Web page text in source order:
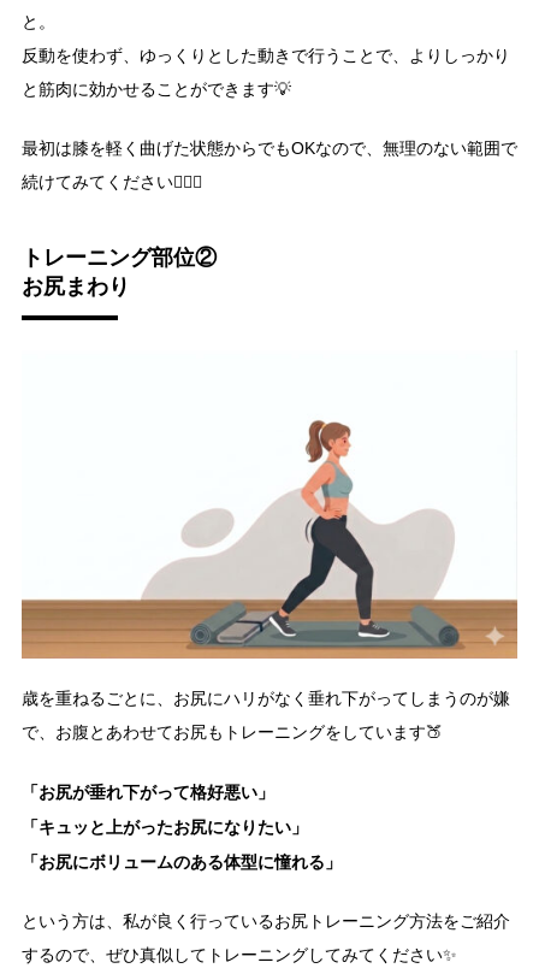
と。
反動を使わず、ゆっくりとした動きで行うことで、よりしっかり
と筋肉に効かせることができます💡
最初は膝を軽く曲げた状態からでもOKなので、無理のない範囲で
続けてみてください🏋🏻‍♀️
トレーニング部位②
お尻まわり
歳を重ねるごとに、お尻にハリがなく垂れ下がってしまうのが嫌
で、お腹とあわせてお尻もトレーニングをしています🍑
「お尻が垂れ下がって格好悪い」
「キュッと上がったお尻になりたい」
「お尻にボリュームのある体型に憧れる」
という方は、私が良く行っているお尻トレーニング方法をご紹介
するので、ぜひ真似してトレーニングしてみてください✨